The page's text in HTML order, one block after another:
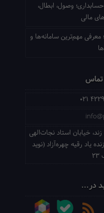
وصول، ابطال،
مالی
مهم‌ترین سامانه‌ها و
تماس
021
خیابان استاد نجات‌الهی
یاد رقیه چهره‌آزاد (نوید
در...